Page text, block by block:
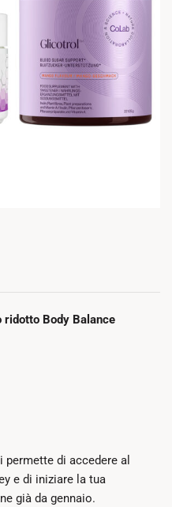
ridotto Body Balance
di accedere al
e di iniziare la tua
già da gennaio.